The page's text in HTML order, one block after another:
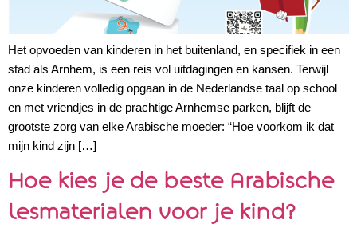
Het opvoeden van kinderen in het buitenland, en specifiek in een
stad als Arnhem, is een reis vol uitdagingen en kansen. Terwijl
onze kinderen volledig opgaan in de Nederlandse taal op school
en met vriendjes in de prachtige Arnhemse parken, blijft de
grootste zorg van elke Arabische moeder: “Hoe voorkom ik dat
mijn kind zijn […]
Hoe kies je de beste Arabische
lesmaterialen voor je kind?